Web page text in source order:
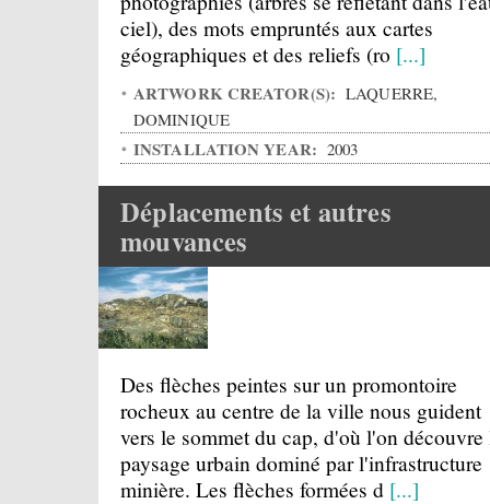
ciel), des mots empruntés aux cartes
géographiques et des reliefs (ro [...]
ARTWORK CREATOR(S): LAQUERRE,
DOMINIQUE
INSTALLATION YEAR: 2003
Déplacements et autres
mouvances
Des flèches peintes sur un promontoire
rocheux au centre de la ville nous guident
vers le sommet du cap, d'où l'on découvre
paysage urbain dominé par l'infrastructure
minière. Les flèches formées d [...]